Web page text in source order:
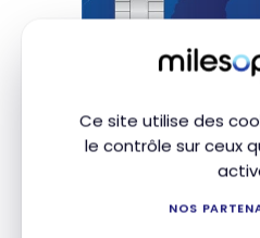
Ce site utilise des
le contrôle sur ceux
NOS
Avec la carte de crédit
20 000 points